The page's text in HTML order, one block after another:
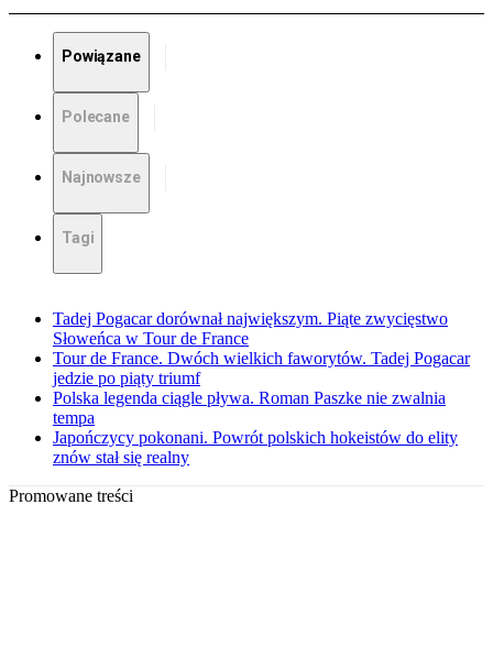
Powiązane
Polecane
Najnowsze
Tagi
Tadej Pogacar dorównał największym. Piąte zwycięstwo
Słoweńca w Tour de France
Tour de France. Dwóch wielkich faworytów. Tadej Pogacar
jedzie po piąty triumf
Polska legenda ciągle pływa. Roman Paszke nie zwalnia
tempa
Japończycy pokonani. Powrót polskich hokeistów do elity
znów stał się realny
Promowane treści